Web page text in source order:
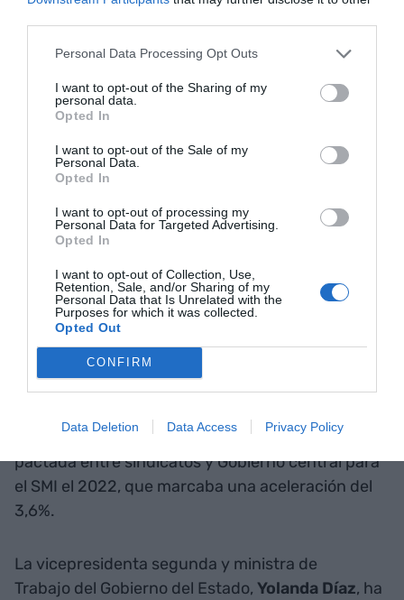
Personal Data Processing Opt Outs
I want to opt-out of the Sharing of my
personal data.
Opted In
I want to opt-out of the Sale of my
Personal Data.
Opted In
I want to opt-out of processing my
Personal Data for Targeted Advertising.
Opted In
I want to opt-out of Collection, Use,
Retention, Sale, and/or Sharing of my
Personal Data that Is Unrelated with the
Purposes for which it was collected.
Opted Out
CONFIRM
Data Deletion Data Access Privacy Policy
según han comunicado, se mueve en los mismos
números que la de los sindicatos, un 3,5% el 2022,
a pesar de que se reduce en los siguientes
ejercicios. Los empresarios sustentan su no a la
cláusula de revisión salarial porque "una revisión a
la alza de los salarios muy elevada podría
desembocar en efectos de segunda oleada"
...Y lejos de los precios
Los salarios sujetos a convenio han aumentado
durante el primer mes de 2022 un 2,01%, unas
décimas por encima del inicio de 2021, pero muy
de sueldos se ha quedado también lejos de la
pactada entre sindicatos y Gobierno central para
el SMI el 2022, que marcaba una aceleración del
3,6%.
La vicepresidenta segunda y ministra de
Trabajo del Gobierno del Estado, Yolanda Díaz, ha